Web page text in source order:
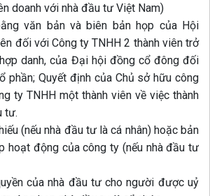
doanh với nhà đầu tư Việt Nam)
văn bản và biên bản họp của Hội
đối với Công ty TNHH 2 thành viên trở
danh, của Đại hội đồng cổ đông đối
phần; Quyết định của Chủ sở hữu công
ty TNHH một thành viên về việc thành
tư.
(nếu nhà đầu tư là cá nhân) hoặc bản
hoạt động của công ty (nếu nhà đầu tư
của nhà đầu tư cho người được uỷ